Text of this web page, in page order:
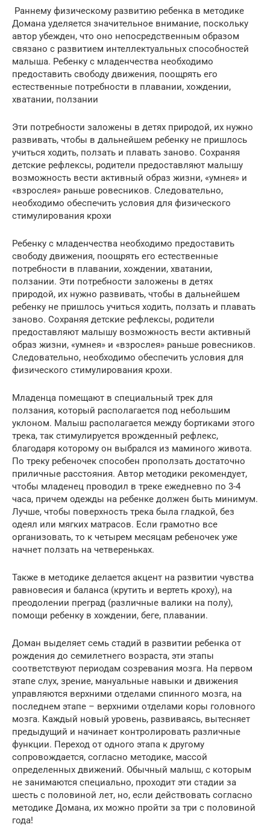
Раннему физическому развитию ребенка в методике
Домана уделяется значительное внимание, поскольку
автор убежден, что оно непосредственным образом
связано с развитием интеллектуальных способностей
малыша. Ребенку с младенчества необходимо
предоставить свободу движения, поощрять его
естественные потребности в плавании, хождении,
хватании, ползании
Эти потребности заложены в детях природой, их нужно
развивать, чтобы в дальнейшем ребенку не пришлось
учиться ходить, ползать и плавать заново. Сохраняя
детские рефлексы, родители предоставляют малышу
возможность вести активный образ жизни, «умнея» и
«взрослея» раньше ровесников. Следовательно,
необходимо обеспечить условия для физического
стимулирования крохи
Ребенку с младенчества необходимо предоставить
свободу движения, поощрять его естественные
потребности в плавании, хождении, хватании,
ползании. Эти потребности заложены в детях
природой, их нужно развивать, чтобы в дальнейшем
ребенку не пришлось учиться ходить, ползать и плавать
заново. Сохраняя детские рефлексы, родители
предоставляют малышу возможность вести активный
образ жизни, «умнея» и «взрослея» раньше ровесников.
Следовательно, необходимо обеспечить условия для
физического стимулирования крохи.
Младенца помещают в специальный трек для
ползания, который располагается под небольшим
уклоном. Малыш располагается между бортиками этого
трека, так стимулируется врожденный рефлекс,
благодаря которому он выбрался из маминого живота.
По треку ребеночек способен проползать достаточно
приличные расстояния. Автор методики рекомендует,
чтобы младенец проводил в треке ежедневно по 3-4
часа, причем одежды на ребенке должен быть минимум.
Лучше, чтобы поверхность трека была гладкой, без
одеял или мягких матрасов. Если грамотно все
организовать, то к четырем месяцам ребеночек уже
начнет ползать на четвереньках.
Также в методике делается акцент на развитии чувства
равновесия и баланса (крутить и вертеть кроху), на
преодолении преград (различные валики на полу),
помощи ребенку в хождении, беге, плавании.
Доман выделяет семь стадий в развитии ребенка от
рождения до семилетнего возраста, эти этапы
соответствуют периодам созревания мозга. На первом
этапе слух, зрение, мануальные навыки и движения
управляются верхними отделами спинного мозга, на
последнем этапе – верхними отделами коры головного
мозга. Каждый новый уровень, развиваясь, вытесняет
предыдущий и начинает контролировать различные
функции. Переход от одного этапа к другому
сопровождается, согласно методике, массой
определенных движений. Обычный малыш, с которым
не занимаются специально, проходит эти стадии за
шесть с половиной лет, но, если действовать согласно
методике Домана, их можно пройти за три с половиной
года!